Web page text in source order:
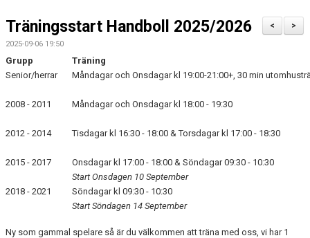
VÅRA LAG/TRÄNARE
STYRELSEN
BILDGALLERI
DOKUMENT
KONTAKT
>
<
Träningsstart Handboll 2025/2026
2025-09-06 19:50
Grupp
Träning
Senior/herrar
Måndagaroch Onsdagarkl 19:00-21:00+, 30 min
2008 - 2011 Måndagaroch Onsdagarkl 18:00 - 19:30
2012 - 2014 Tisdagarkl 16:30 - 18:00 &Torsdagarkl 17:00 - 18:30
2015 - 2017 Onsdagarkl 17:00 - 18:00 & Söndagar09:30 - 10:30
Start Onsdagen 10 September
2018 - 2021
Söndagarkl 09:30 - 10:30
Start Söndagen 14 September
Ny som gammal spelare så är du välkommen att träna med oss, vi har 1